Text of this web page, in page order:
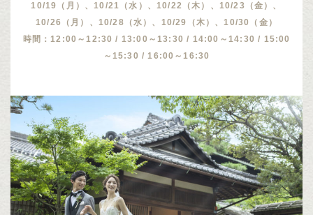
10/19（月）、10/21（水）、10/22（木）、10/23（金）、
10/26（月）、10/28（水）、10/29（木）、10/30（金）
時間：12:00～12:30 / 13:00～13:30 / 14:00～14:30 / 15:00
～15:30 / 16:00～16:30